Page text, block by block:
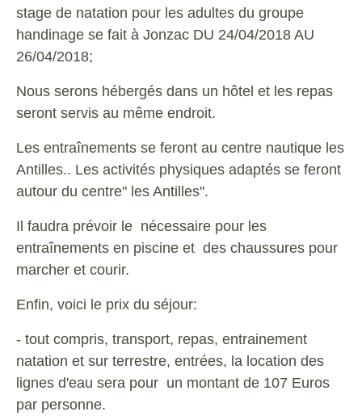
stage de natation pour les adultes du groupe
handinage se fait à Jonzac DU 24/04/2018 AU
26/04/2018;
Nous serons hébergés dans un hôtel et les repas
seront servis au même endroit.
Les entraînements se feront au centre nautique les
Antilles.. Les activités physiques adaptés se feront
autour du centre" les Antilles".
Il faudra prévoir le nécessaire pour les
entraînements en piscine et des chaussures pour
marcher et courir.
Enfin, voici le prix du séjour:
- tout compris, transport, repas, entrainement
natation et sur terrestre, entrées, la location des
lignes d'eau sera pour un montant de 107 Euros
par personne.